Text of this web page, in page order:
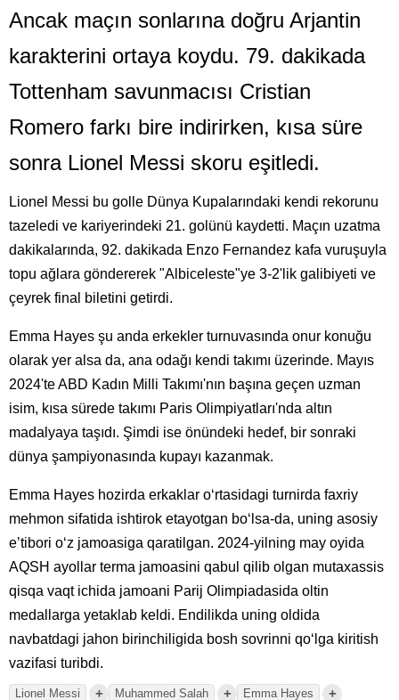
Ancak maçın sonlarına doğru Arjantin
karakterini ortaya koydu. 79. dakikada
Tottenham savunmacısı Cristian
Romero farkı bire indirirken, kısa süre
sonra Lionel Messi skoru eşitledi.
Lionel Messi bu golle Dünya Kupalarındaki kendi rekorunu
tazeledi ve kariyerindeki 21. golünü kaydetti. Maçın uzatma
dakikalarında, 92. dakikada Enzo Fernandez kafa vuruşuyla
topu ağlara göndererek "Albiceleste"ye 3-2'lik galibiyeti ve
çeyrek final biletini getirdi.
Emma Hayes şu anda erkekler turnuvasında onur konuğu
olarak yer alsa da, ana odağı kendi takımı üzerinde. Mayıs
2024'te ABD Kadın Milli Takımı'nın başına geçen uzman
isim, kısa sürede takımı Paris Olimpiyatları'nda altın
madalyaya taşıdı. Şimdi ise önündeki hedef, bir sonraki
dünya şampiyonasında kupayı kazanmak.
Emma Hayes hozirda erkaklar oʻrtasidagi turnirda faxriy
mehmon sifatida ishtirok etayotgan boʻlsa-da, uning asosiy
eʼtibori oʻz jamoasiga qaratilgan. 2024-yilning may oyida
AQSH ayollar terma jamoasini qabul qilib olgan mutaxassis
qisqa vaqt ichida jamoani Parij Olimpiadasida oltin
medallarga yetaklab keldi. Endilikda uning oldida
navbatdagi jahon birinchiligida bosh sovrinni qoʻlga kiritish
vazifasi turibdi.
Lionel Messi + Muhammed Salah + Emma Hayes +